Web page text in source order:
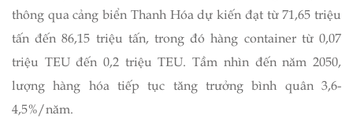
thông qua cảng biển Thanh Hóa dự kiến đạt từ 71,65 triệu
tấn đến 86,15 triệu tấn, trong đó hàng container từ 0,07
triệu TEU đến 0,2 triệu TEU. Tầm nhìn đến năm 2050,
lượng hàng hóa tiếp tục tăng trưởng bình quân 3,6-
4,5%/năm.